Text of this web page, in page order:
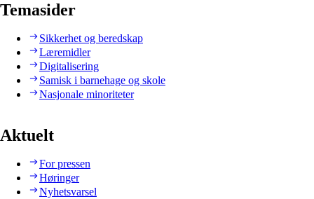
Temasider
Sikkerhet og beredskap
Læremidler
Digitalisering
Samisk i barnehage og skole
Nasjonale minoriteter
Aktuelt
For pressen
Høringer
Nyhetsvarsel